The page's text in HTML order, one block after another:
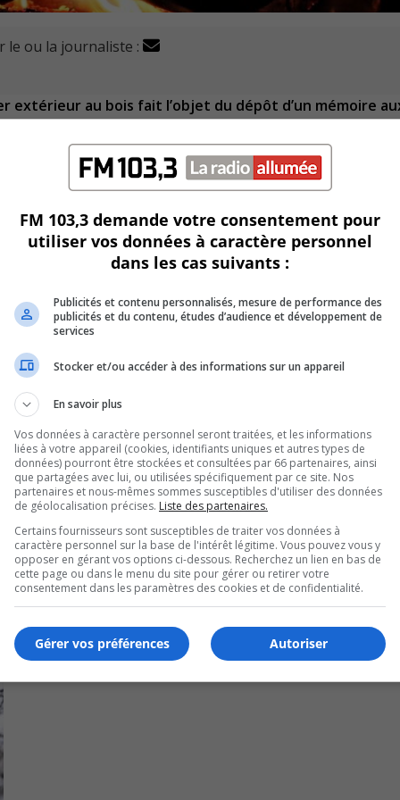
le ou la journaliste :
extérieur au bois fait l’objet du dépôt d’un mémoire
traitent de santé, de difficulté à respirer, de fumée qui
lors de ces feux et du bruit généré par les citoyens
leadership dans ce dossier et de respecter les résultats
cette année.
contre les feux au bois pour des questions de santé et
ministère de l’Environnement du Québec et liées aux
interdise les feux de bois – à Greenfield Park et à
FM 103,3 demande votre consentement pour
utiliser vos données à caractère personnel
dans les cas suivants :
Publicités et contenu personnalisés, mesure de performance des
publicités et du contenu, études d’audience et développement de
services
Stocker et/ou accéder à des informations sur un appareil
En savoir plus
Vos données à caractère personnel seront traitées, et les informations
liées à votre appareil (cookies, identifiants uniques et autres types de
données) pourront être stockées et consultées par 66 partenaires, ainsi
que partagées avec lui, ou utilisées spécifiquement par ce site. Nos
partenaires et nous-mêmes sommes susceptibles d'utiliser des données
de géolocalisation précises. Liste des partenaires.
Certains fournisseurs sont susceptibles de traiter vos données à
caractère personnel sur la base de l'intérêt légitime. Vous pouvez vous y
opposer en gérant vos options ci-dessous. Recherchez un lien en bas de
cette page ou dans le menu du site pour gérer ou retirer votre
consentement dans les paramètres des cookies et de confidentialité.
Autoriser
Gérer vos préférences